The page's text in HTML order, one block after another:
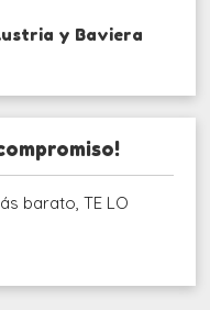
y Baviera
barato, TE LO